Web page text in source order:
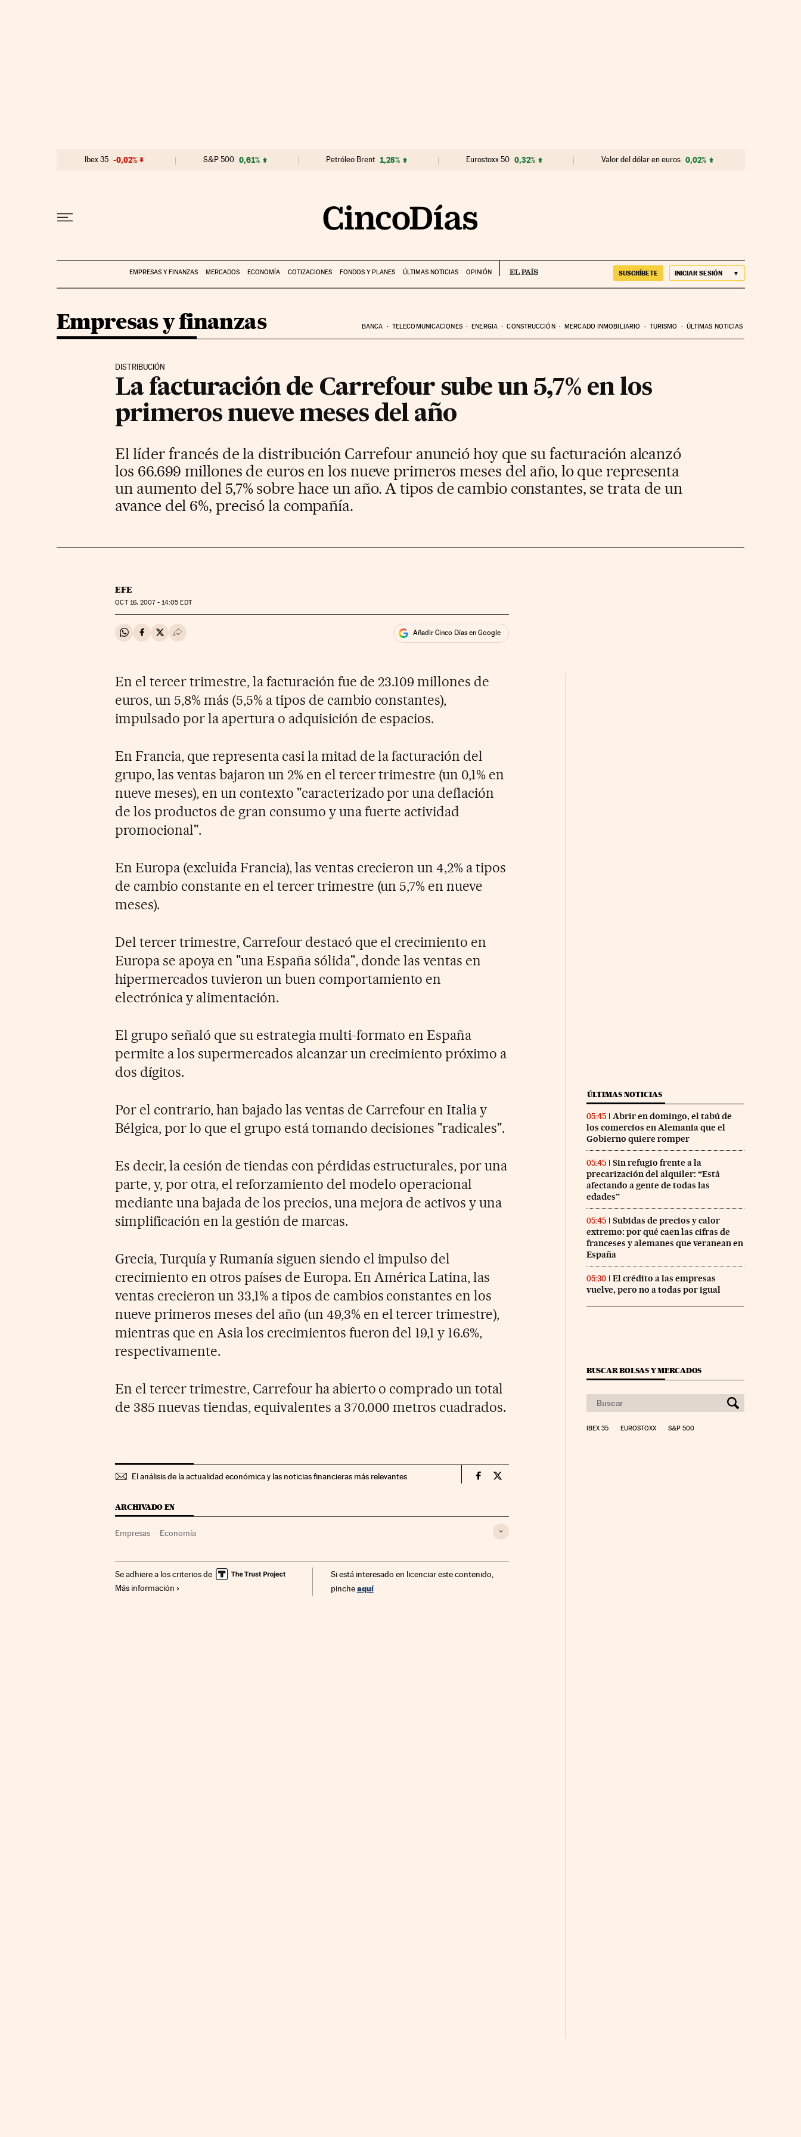
Ibex 35 -0,02% S&P 500 0,61% Petróleo Brent 1,28% Eurostoxx 50 0,32% Valor del dólar en euros 0,02%
EMPRESAS Y FINANZAS MERCADOS ECONOMÍA COTIZACIONES FONDOS Y PLANES ÚLTIMAS NOTICIAS OPINIÓN SUSCRÍBETE INICIAR SESIÓN
Empresas y finanzas BANCA TELECOMUNICACIONES ENERGIA CONSTRUCCIÓN MERCADO INMOBILIARIO TURISMO ÚLTIMAS NOTICIAS
DISTRIBUCIÓN
La facturación de Carrefour sube un 5,7% en los
primeros nueve meses del año
El líder francés de la distribución Carrefour anunció hoy que su facturación alcanzó
los 66.699 millones de euros en los nueve primeros meses del año, lo que representa
un aumento del 5,7% sobre hace un año. A tipos de cambio constantes, se trata de un
avance del 6%, precisó la compañía.
EFE
OCT16, 2007 - 14:05 EDT
Compartir en Whatsapp
Compartir en Facebook
Compartir en Twitter
Desplegar Redes Sociales Añadir Cinco Días en Google
En el tercer trimestre, la facturación fue de 23.109 millones de
euros, un 5,8% más (5,5% a tipos de cambio constantes),
impulsado por la apertura o adquisición de espacios.
En Francia, que representa casi la mitad de la facturación del
grupo, las ventas bajaron un 2% en el tercer trimestre (un 0,1% en
nueve meses), en un contexto "caracterizado por una deflación
de los productos de gran consumo y una fuerte actividad
promocional".
En Europa (excluida Francia), las ventas crecieron un 4,2% a tipos
de cambio constante en el tercer trimestre (un 5,7% en nueve
meses).
Del tercer trimestre, Carrefour destacó que el crecimiento en
Europa se apoya en "una España sólida", donde las ventas en
hipermercados tuvieron un buen comportamiento en
electrónica y alimentación.
El grupo señaló que su estrategia multi-formato en España
permite a los supermercados alcanzar un crecimiento próximo a
dos dígitos.
Por el contrario, han bajado las ventas de Carrefour en Italia y
Bélgica, por lo que el grupo está tomando decisiones "radicales".
Es decir, la cesión de tiendas con pérdidas estructurales, por una
parte, y, por otra, el reforzamiento del modelo operacional
mediante una bajada de los precios, una mejora de activos y una
simplificación en la gestión de marcas.
Grecia, Turquía y Rumanía siguen siendo el impulso del
crecimiento en otros países de Europa. En América Latina, las
ventas crecieron un 33,1% a tipos de cambios constantes en los
nueve primeros meses del año (un 49,3% en el tercer trimestre),
mientras que en Asia los crecimientos fueron del 19,1 y 16.6%,
respectivamente.
En el tercer trimestre, Carrefour ha abierto o comprado un total
de 385 nuevas tiendas, equivalentes a 370.000 metros cuadrados.
El análisis de la actualidad económica y las noticias financieras más relevantes Companias Cinco Días en Facebook
Companias Cinco Días en Twitter
ARCHIVADO EN
Empresas Economía
Se adhiere a los criterios de
Más información
Si está interesado en licenciar este contenido,
pincheaquí
ÚLTIMAS NOTICIAS
05:45
Abrir en domingo, el tabú de
los comercios en Alemania que el
Gobierno quiere romper
05:45
Sin refugio frente a la
precarización del alquiler: “Está
afectando a gente de todas las
edades”
05:45
Subidas de precios y calor
extremo: por qué caen las cifras de
franceses y alemanes que veranean en
España
05:30
El crédito a las empresas
vuelve, pero no a todas por igual
BUSCAR BOLSAS Y MERCADOS
IBEX 35 EUROSTOXX S&P 500